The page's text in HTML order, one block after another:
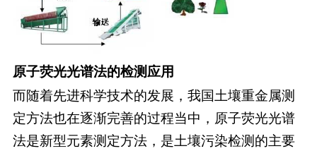
原子荧光光谱法的检测应用
而随着先进科学技术的发展，我国土壤重金属测
定方法也在逐渐完善的过程当中，原子荧光光谱
法是新型元素测定方法，是土壤污染检测的主要